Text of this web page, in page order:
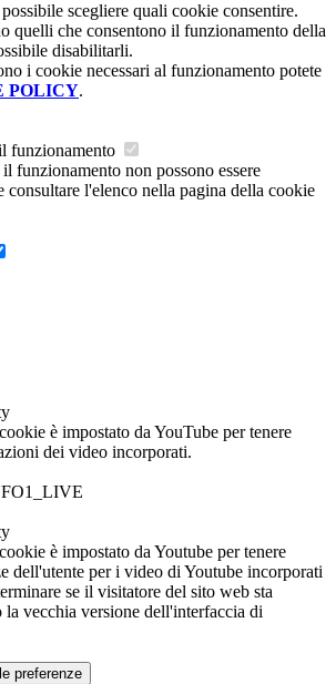
scegliere quali cookie consentire.
quelli che consentono il funzionamento della
disabilitarli.
i cookie necessari al funzionamento potete
POLICY.
funzionamento
funzionamento non possono essere
consultare l'elenco nella pagina della cookie
è impostato da YouTube per tenere
dei video incorporati.
è impostato da Youtube per tenere
dell'utente per i video di Youtube incorporati
se il visitatore del sito web sta
vecchia versione dell'interfaccia di
preferenze